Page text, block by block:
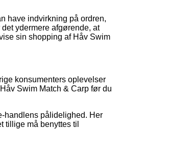
have indvirkning på ordren,
ydermere afgørende, at
sin shopping af Håv Swim
konsumenters oplevelser
Swim Match & Carp før du
handlens pålidelighed. Her
tillige må benyttes til